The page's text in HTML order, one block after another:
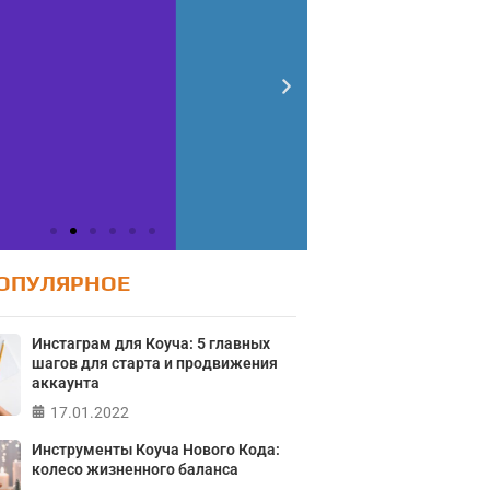
Тест: Как я
свою
Инстаграм для Коуча: 5 главных
шагов для старта и продвижения
аккаунта
17.01.2022
Инструменты Коуча Нового Кода:
колесо жизненного баланса